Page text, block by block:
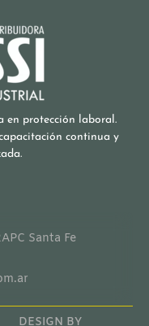
en protección laboral.
continua y
Santa Fe
DESIGN BY